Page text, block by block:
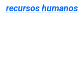
recursos humanos